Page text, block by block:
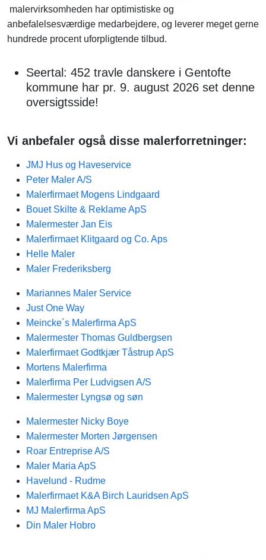
malervirksomheden har optimistiske og
anbefalelsesværdige medarbejdere, og leverer meget gerne
hundrede procent uforpligtende tilbud.
Seertal: 452 travle danskere i Gentofte
kommune har pr. 9. august 2026 set denne
oversigtsside!
Vi anbefaler også disse malerforretninger:
JMJ Hus og Haveservice
Peter Maler A/S
Malerfirmaet Mogens Lindgaard
Bouet Skilte & Reklame ApS
Malermester Jan Eis
Malerfirmaet Klitgaard og Co. Aps
Helle Maler
Maler Frederiksberg
Mariannes Maler Service
Just One Way
Meincke´s Malerfirma ApS
Malermester Thomas Guldbergsen
Malerfirmaet Godtkjær Tåstrup ApS
Mortens Malerfirma
Malerfirma Per Ludvigsen A/S
Malermester Lyngsø og søn
Malermester Nicky Boye
Malermester Morten Jørgensen
Roar Entreprise A/S
Maler Maria ApS
Havelund - Rudme
Malerfirmaet K&A Birch Lauridsen ApS
MJ Malerfirma ApS
Din Maler Hobro